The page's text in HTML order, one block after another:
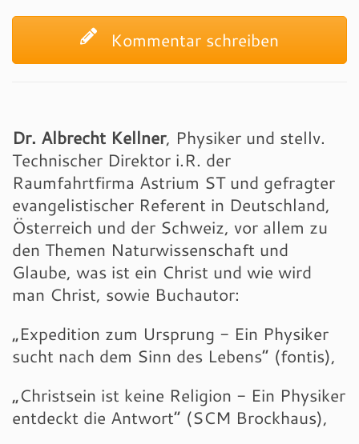
Kommentar schreiben
Dr. Albrecht Kellner, Physiker und stellv.
Technischer Direktor i.R. der
Raumfahrtfirma Astrium ST und gefragter
evangelistischer Referent in Deutschland,
Österreich und der Schweiz, vor allem zu
den Themen Naturwissenschaft und
Glaube, was ist ein Christ und wie wird
man Christ, sowie Buchautor:
„Expedition zum Ursprung - Ein Physiker
sucht nach dem Sinn des Lebens“ (fontis),
„Christsein ist keine Religion - Ein Physiker
entdeckt die Antwort“ (SCM Brockhaus),